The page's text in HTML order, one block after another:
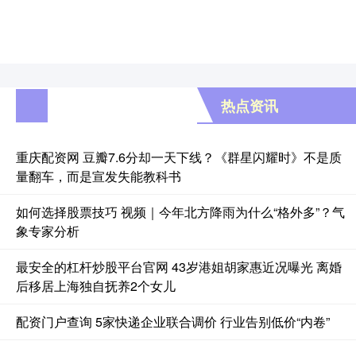
热点资讯
重庆配资网 豆瓣7.6分却一天下线？《群星闪耀时》不是质
量翻车，而是宣发失能教科书
如何选择股票技巧 视频｜今年北方降雨为什么“格外多”？气
象专家分析
最安全的杠杆炒股平台官网 43岁港姐胡家惠近况曝光 离婚
后移居上海独自抚养2个女儿
配资门户查询 5家快递企业联合调价 行业告别低价“内卷”